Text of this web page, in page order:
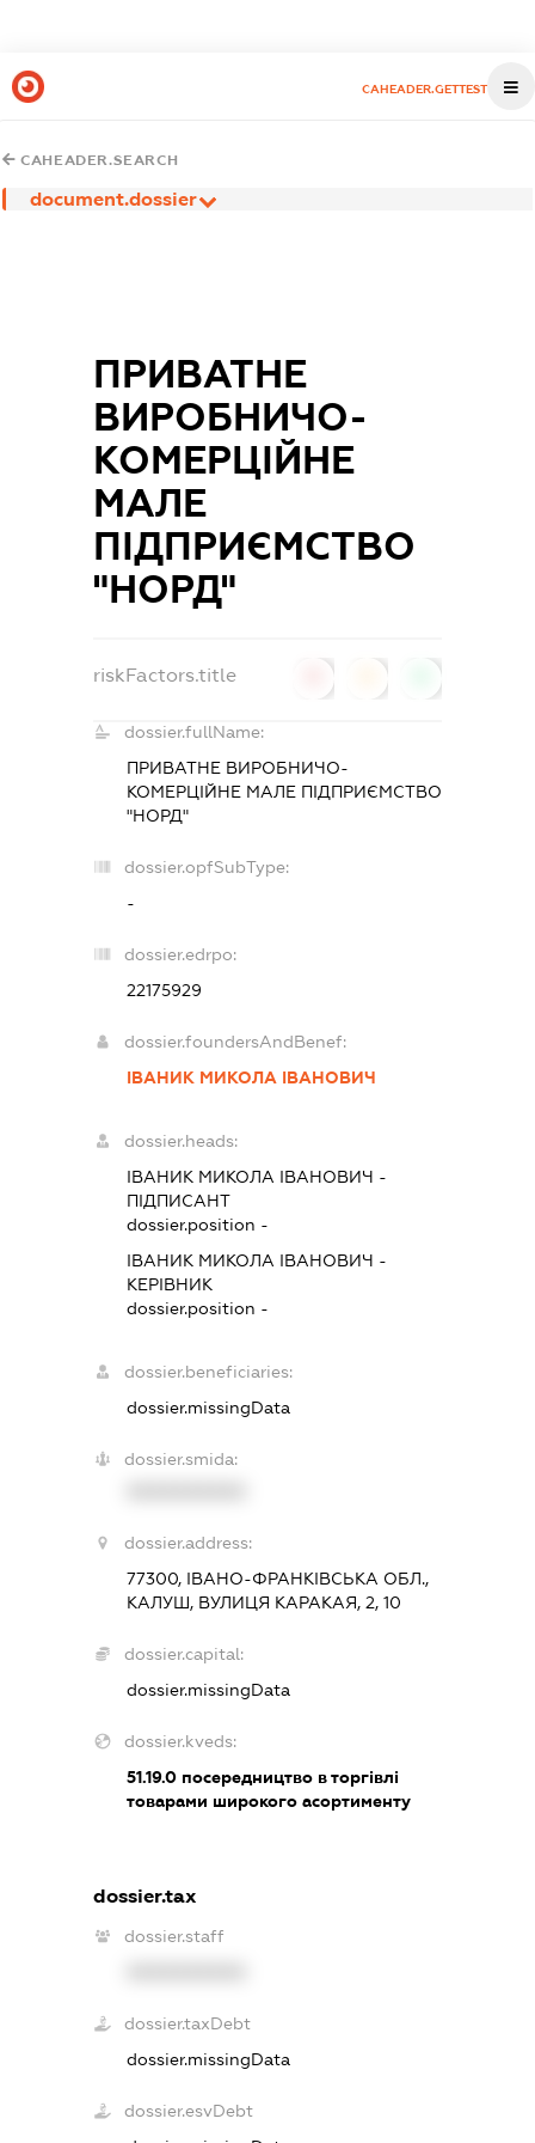
CAHEADER.GETTEST
CAHEADER.SEARCH
document.dossier
ПРИВАТНЕ
ВИРОБНИЧО-
КОМЕРЦІЙНЕ
МАЛЕ
ПІДПРИЄМСТВО
"НОРД"
riskFactors.title
dossier.fullName:
ПРИВАТНЕ ВИРОБНИЧО-
КОМЕРЦІЙНЕ МАЛЕ ПІДПРИЄМСТВО
"НОРД"
dossier.opfSubType:
-
dossier.edrpo:
22175929
dossier.foundersAndBenef:
ІВАНИК МИКОЛА ІВАНОВИЧ
dossier.heads:
ІВАНИК МИКОЛА ІВАНОВИЧ -
ПІДПИСАНТ
dossier.position -
ІВАНИК МИКОЛА ІВАНОВИЧ -
КЕРІВНИК
dossier.position -
dossier.beneficiaries:
dossier.missingData
dossier.smida:
dossier.address:
77300, ІВАНО-ФРАНКІВСЬКА ОБЛ.,
КАЛУШ, ВУЛИЦЯ КАРАКАЯ, 2, 10
dossier.capital:
dossier.missingData
dossier.kveds:
51.19.0посередництво в торгівлі
товарами широкого асортименту
dossier.tax
dossier.staff
dossier.taxDebt
dossier.missingData
dossier.esvDebt